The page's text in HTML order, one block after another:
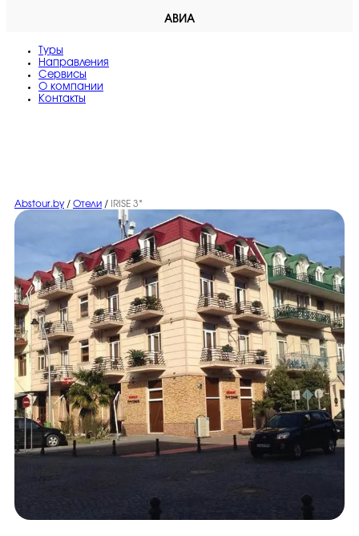
АВИА
Туры
Направления
Сервисы
O компании
Контакты
Abstour.by / Отели / IRISE 3*